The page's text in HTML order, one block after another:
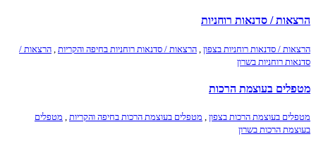
הרצאות / סדנאות רוחניות
הרצאות / סדנאות רוחניות בצפון הרצאות / סדנאות רוחניות בחיפה והקריות
הרצאות /
סדנאות רוחניות בשרון
מטפלים בעוצמת הרכות
מטפלים בעוצמת הרכות בצפון , מטפלים בעוצמת הרכות בחיפה והקריות , מטפלים
בעוצמת הרכות בשרון